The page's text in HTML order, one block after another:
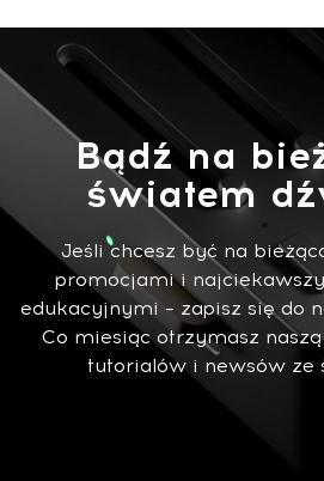
Bądź na
światem
Jeśli chcesz być na
promocjami i
edukacyjnymi – zapisz się do
Co miesiąc otrzymasz
tutorialów i newsów ze